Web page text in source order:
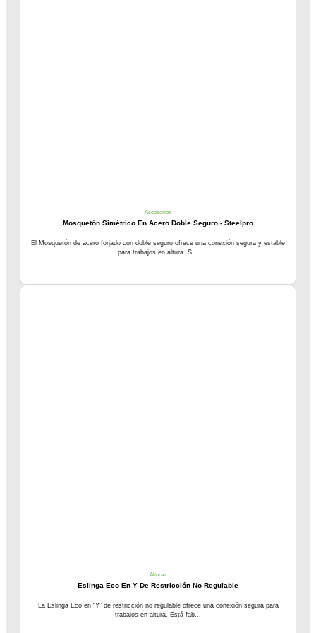
Accesorios
Mosquetón Simétrico En Acero Doble Seguro - Steelpro
El Mosquetón de acero forjado con doble seguro ofrece una conexión segura y estable
para trabajos en altura. S...
Alturas
Eslinga Eco En Y De Restricción No Regulable
La Eslinga Eco en “Y” de restricción no regulable ofrece una conexión segura para
trabajos en altura. Está fab...